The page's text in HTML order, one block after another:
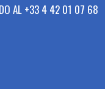
AL +33 4 42 01 07 68